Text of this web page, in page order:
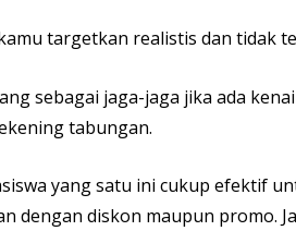
targetkan realistis dan tidak
sebagai jaga-jaga jika ada
tabungan.
yang satu ini cukup efektif
dengan diskon maupun promo.